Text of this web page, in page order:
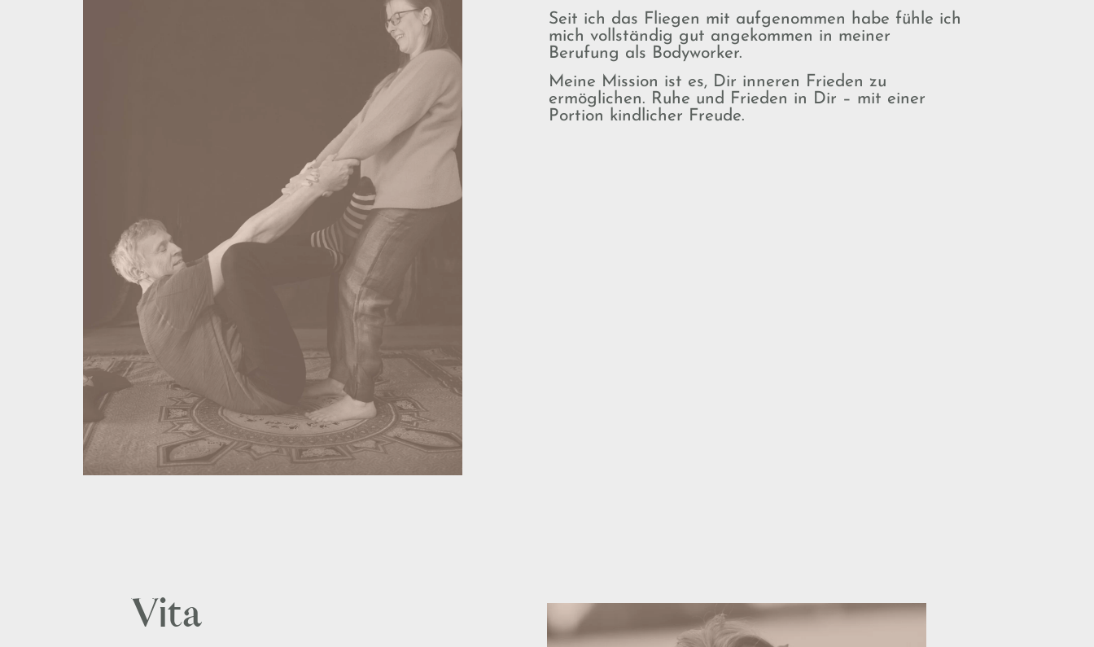
Seit ich das Fliegen mit aufgenommen habe fühle ich
mich vollständig gut angekommen in meiner
Berufung als Bodyworker.
Meine Mission ist es, Dir inneren Frieden zu
ermöglichen. Ruhe und Frieden in Dir – mit einer
Portion kindlicher Freude.
Vita